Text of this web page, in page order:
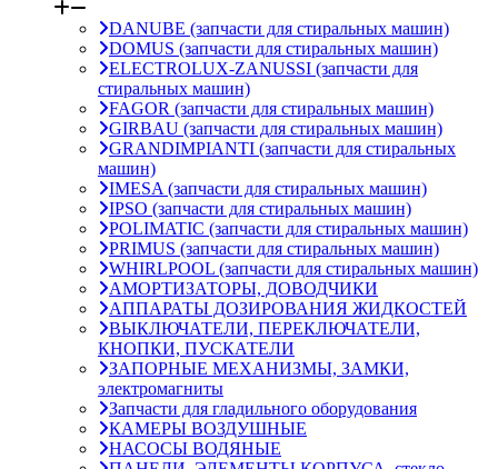
DANUBE (запчасти для стиральных машин)
DOMUS (запчасти для стиральных машин)
ELECTROLUX-ZANUSSI (запчасти для
стиральных машин)
FAGOR (запчасти для стиральных машин)
GIRBAU (запчасти для стиральных машин)
GRANDIMPIANTI (запчасти для стиральных
машин)
IMESA (запчасти для стиральных машин)
IPSO (запчасти для стиральных машин)
POLIMATIC (запчасти для стиральных машин)
PRIMUS (запчасти для стиральных машин)
WHIRLPOOL (запчасти для стиральных машин)
АМОРТИЗАТОРЫ, ДОВОДЧИКИ
АППАРАТЫ ДОЗИРОВАНИЯ ЖИДКОСТЕЙ
ВЫКЛЮЧАТЕЛИ, ПЕРЕКЛЮЧАТЕЛИ,
КНОПКИ, ПУСКАТЕЛИ
ЗАПОРНЫЕ МЕХАНИЗМЫ, ЗАМКИ,
электромагниты
Запчасти для гладильного оборудования
КАМЕРЫ ВОЗДУШНЫЕ
НАСОСЫ ВОДЯНЫЕ